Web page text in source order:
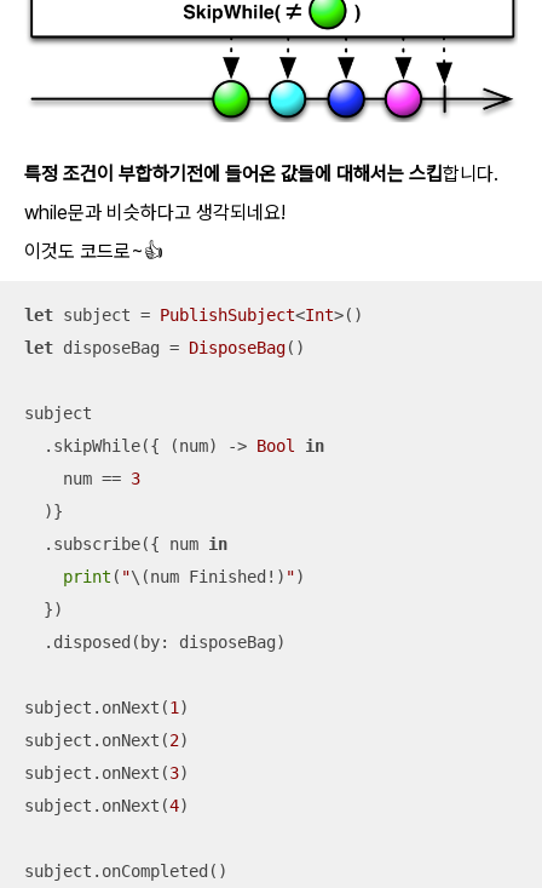
특정 조건이 부합하기전에 들어온 값들에 대해서는 스킵합니다.
while문과 비슷하다고 생각되네요!
이것도 코드로~👍
let subject = PublishSubject<Int
let disposeBag = DisposeBag()
subject
  .skipWhile({ (num) ->
Bool
in
    num
== 3
  )}
  .subscribe({ num
in
print ( "\(num Finished ! ) ")
  })
  .disposed(by: disposeBag)
subject.onNext(1)
subject.onNext(2)
subject.onNext(3)
subject.onNext(4)
subject.onCompleted()